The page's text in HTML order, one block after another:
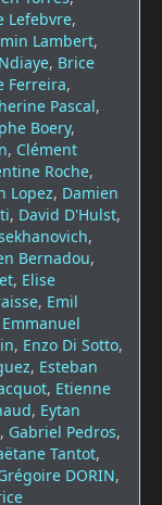
Lefebvre,
Lambert,
, Brice
Ferreira,
Pascal,
Boery,
, Clément
Roche,
Lopez, Damien
, David D'Hulst,
,
Bernadou,
, Elise
, Emil
Emmanuel
, Enzo Di Sotto,
, Esteban
, Etienne
, Eytan
, Gabriel Pedros,
Tantot,
DORIN,